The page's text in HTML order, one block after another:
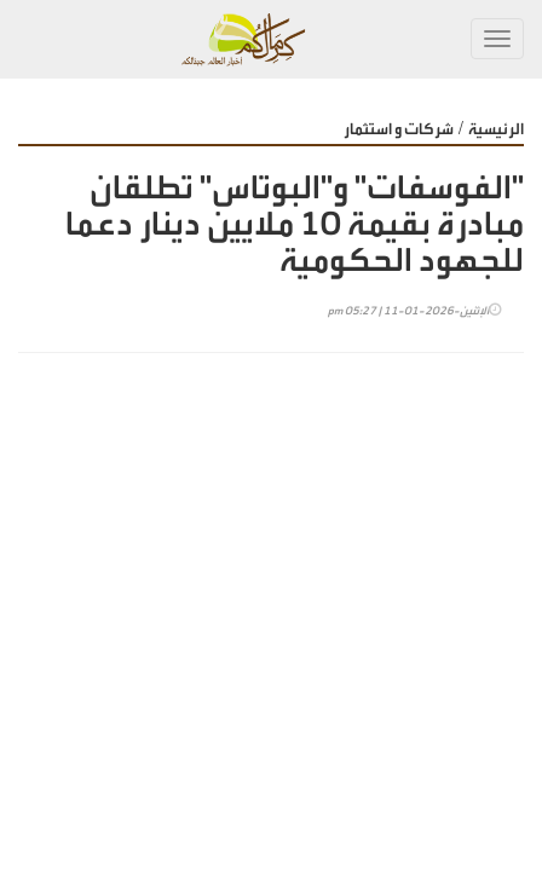
الرئيسية / شركات و استثمار
"الفوسفات" و"البوتاس" تطلقان
مبادرة بقيمة 10 ملايين دينار دعما
للجهود الحكومية
الإثنين-2026-01-11 | 05:27 pm